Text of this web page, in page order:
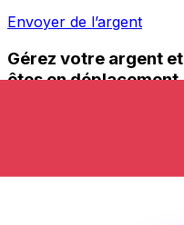
Envoyer de l’argent
Gérez votre argent
êtes en déplacement